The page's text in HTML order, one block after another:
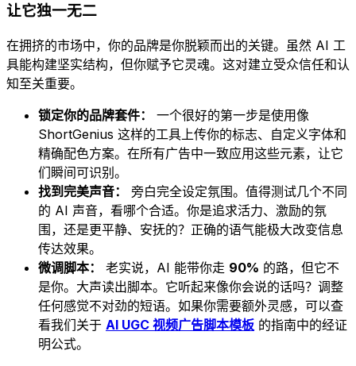
让它独一无二
在拥挤的市场中，你的品牌是你脱颖而出的关键。虽然 AI 工
具能构建坚实结构，但你赋予它灵魂。这对建立受众信任和认
知至关重要。
锁定你的品牌套件：
一个很好的第一步是使用像
ShortGenius 这样的工具上传你的标志、自定义字体和
精确配色方案。在所有广告中一致应用这些元素，让它
们瞬间可识别。
找到完美声音：
旁白完全设定氛围。值得测试几个不同
的 AI 声音，看哪个合适。你是追求活力、激励的氛
围，还是更平静、安抚的？正确的语气能极大改变信息
传达效果。
微调脚本：
老实说，AI 能带你走 90% 的路，但它不
是你。大声读出脚本。它听起来像你会说的话吗？调整
任何感觉不对劲的短语。如果你需要额外灵感，可以查
看我们关于 AI UGC 视频广告脚本模板 的指南中的经证
明公式。